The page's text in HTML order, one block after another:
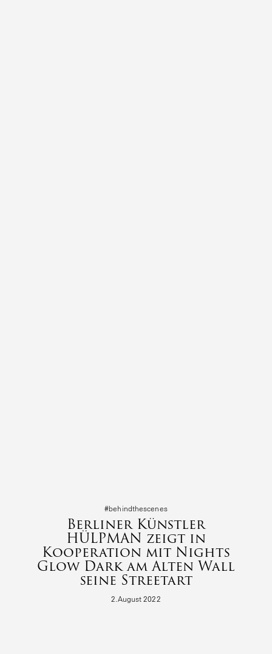
#behind­the­s­cenes
Berliner Künstler
HÜLPMAN zeigt in
Kooperation mit Nights
Glow Dark am Alten Wall
seine Streetart
2.August 2022